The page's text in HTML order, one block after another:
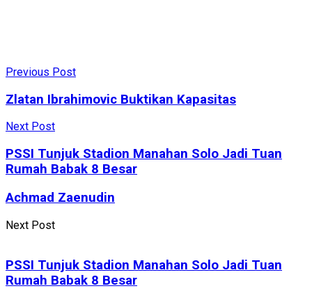
Previous Post
Zlatan Ibrahimovic Buktikan Kapasitas
Next Post
PSSI Tunjuk Stadion Manahan Solo Jadi Tuan
Rumah Babak 8 Besar
Achmad Zaenudin
Next Post
PSSI Tunjuk Stadion Manahan Solo Jadi Tuan
Rumah Babak 8 Besar